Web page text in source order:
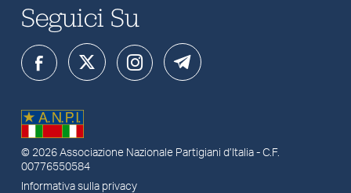
Seguici Su
© 2026 Associazione Nazionale Partigiani d’Italia- C.F.
00776550584
Informativa sulla privacy